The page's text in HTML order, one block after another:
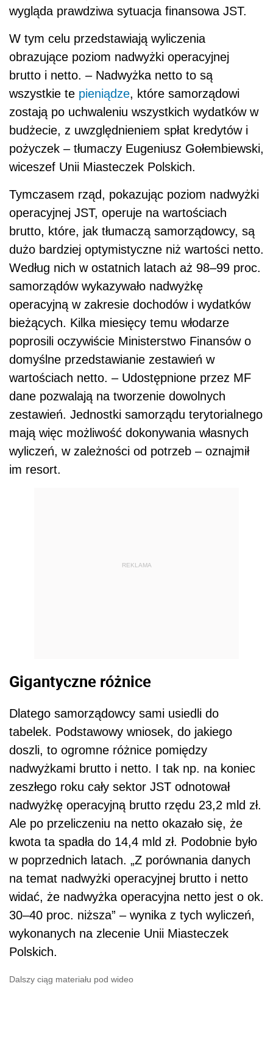
wygląda prawdziwa sytuacja finansowa JST.
W tym celu przedstawiają wyliczenia
obrazujące poziom nadwyżki operacyjnej
brutto i netto. – Nadwyżka netto to są
wszystkie te pieniądze, które samorządowi
zostają po uchwaleniu wszystkich wydatków w
budżecie, z uwzględnieniem spłat kredytów i
pożyczek – tłumaczy Eugeniusz Gołembiewski,
wiceszef Unii Miasteczek Polskich.
Tymczasem rząd, pokazując poziom nadwyżki
operacyjnej JST, operuje na wartościach
brutto, które, jak tłumaczą samorządowcy, są
dużo bardziej optymistyczne niż wartości netto.
Według nich w ostatnich latach aż 98–99 proc.
samorządów wykazywało nadwyżkę
operacyjną w zakresie dochodów i wydatków
bieżących. Kilka miesięcy temu włodarze
poprosili oczywiście Ministerstwo Finansów o
domyślne przedstawianie zestawień w
wartościach netto. – Udostępnione przez MF
dane pozwalają na tworzenie dowolnych
zestawień. Jednostki samorządu terytorialnego
mają więc możliwość dokonywania własnych
wyliczeń, w zależności od potrzeb – oznajmił
im resort.
REKLAMA
Gigantyczne różnice
Dlatego samorządowcy sami usiedli do
tabelek. Podstawowy wniosek, do jakiego
doszli, to ogromne różnice pomiędzy
nadwyżkami brutto i netto. I tak np. na koniec
zeszłego roku cały sektor JST odnotował
nadwyżkę operacyjną brutto rzędu 23,2 mld zł.
Ale po przeliczeniu na netto okazało się, że
kwota ta spadła do 14,4 mld zł. Podobnie było
w poprzednich latach. „Z porównania danych
na temat nadwyżki operacyjnej brutto i netto
widać, że nadwyżka operacyjna netto jest o ok.
30–40 proc. niższa” – wynika z tych wyliczeń,
wykonanych na zlecenie Unii Miasteczek
Polskich.
Dalszy ciąg materiału pod wideo